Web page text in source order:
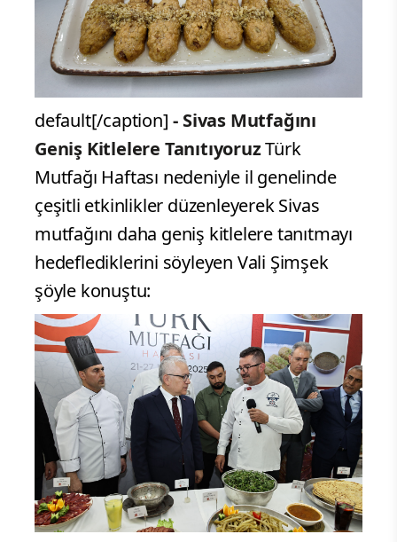
default[/caption]- Sivas Mutfağını
Geniş Kitlelere TanıtıyoruzTürk
Mutfağı Haftası nedeniyle il genelinde
çeşitli etkinlikler düzenleyerek Sivas
mutfağını daha geniş kitlelere tanıtmayı
hedeflediklerini söyleyen Vali Şimşek
şöyle konuştu: